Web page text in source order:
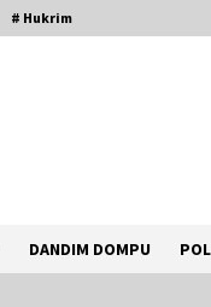
# Hukrim
DANDIM DOMPU